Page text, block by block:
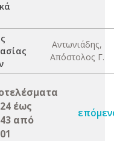
Αντωνιάδης,
Απόστολος Γ.
έως
από